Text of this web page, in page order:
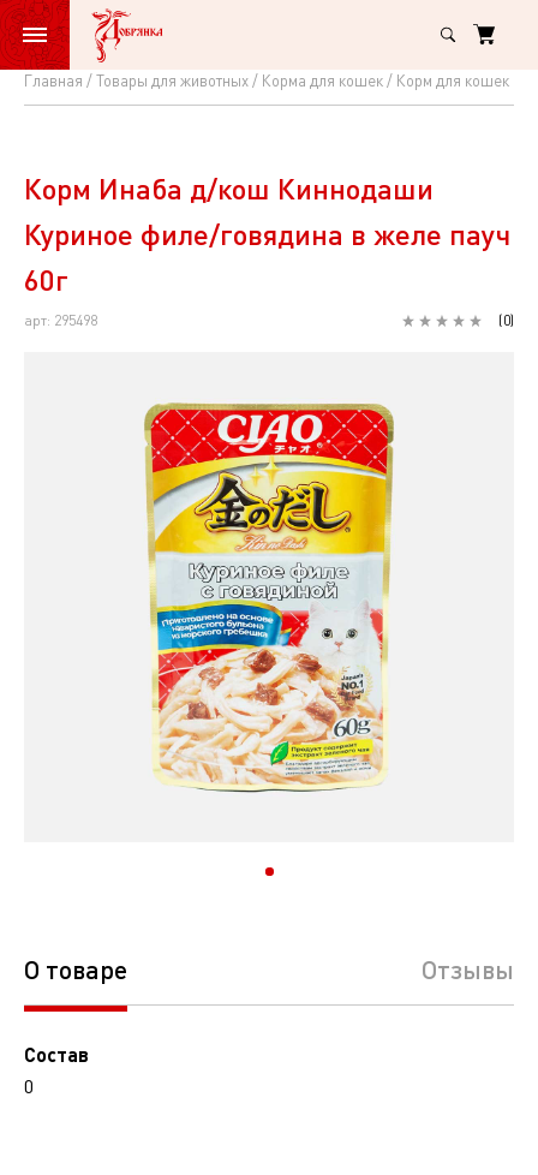
Главная Товары для животных Корма для кошек Корм для кошек
Корм
д/
кош
Киннодаши
Куриное
филе/
Корм Инаба д/кош Киннодаши
Куриное филе/говядина в желе пауч
60г
арт: 295498 (0)
О товаре Отзывы
Состав
0